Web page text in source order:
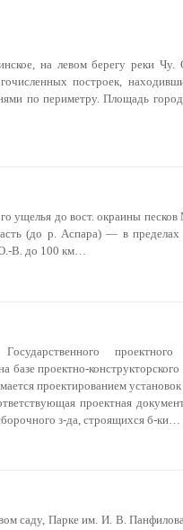
на левом берегу реки Чу.
построек,
по периметру. Площадь
ущелья до вост. окраины
(до р. Аспара) — в
В. до 100 км…
проектного
проектно-конструкторского
проектированием установок
проектная
з-да, строящихся б-ки…
саду, Парке им. И. В.